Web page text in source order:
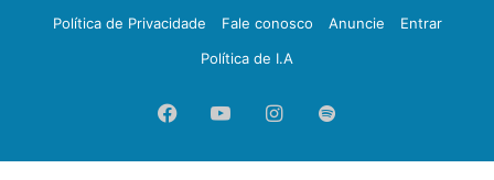
Política de Privacidade
Fale conosco Anuncie
Entrar
Política de I.A
FacebookYouTubeInstagram
Spotify